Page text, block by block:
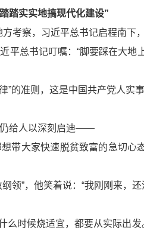
踏实实地搞现代化建设”
考察，习近平总书记启程南下
平总书记叮嘱：“脚要踩在大
”的准则，这是中国共产党人实
仍给人以深刻启迪——
带大家快速脱贫致富的急切心
领”，他笑着说：“我刚刚来，
么时候烧适宜，都要从实际出